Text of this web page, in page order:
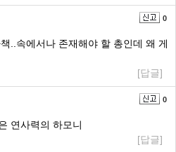
0
..속에서나 존재해야 할 총인데 왜 게
[답글]
0
연사력의 하모니
[답글]